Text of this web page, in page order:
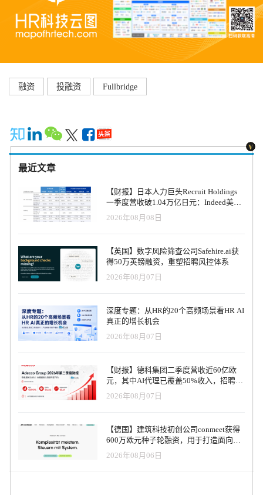
融资 投融资 Fullbridge
最近文章
【财报】日本人力巨头Recruit Holdings
一季度营收破1.04万亿日元：Indeed美国
收入逆势增长30%，AI招聘推动利润率升
至47.4%
2026年08月08日
【英国】数字风险筛查公司Safehire.ai获
得50万英镑融资，重塑招聘风控体系
2026年08月07日
深度专题：从HR的20个高频场景看HR AI
真正的增长机会
2026年08月07日
【财报】德科集团二季度营收近60亿欧
元，其中AI代理已覆盖50%收入，招聘服
务进入运营重构阶段
2026年08月07日
【德国】建筑科技初创公司conmeet获得
600万欧元种子轮融资，用于打造面向贸
易和建筑行业的AI操作系统
2026年08月06日